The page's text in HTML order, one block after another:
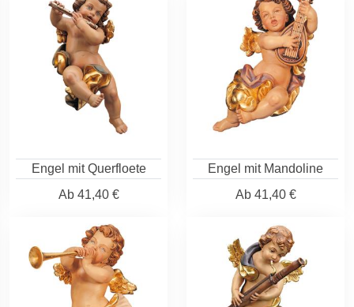
Engel mit Querfloete
Ab41,40 €
Engel mit Mandoline
Ab41,40 €